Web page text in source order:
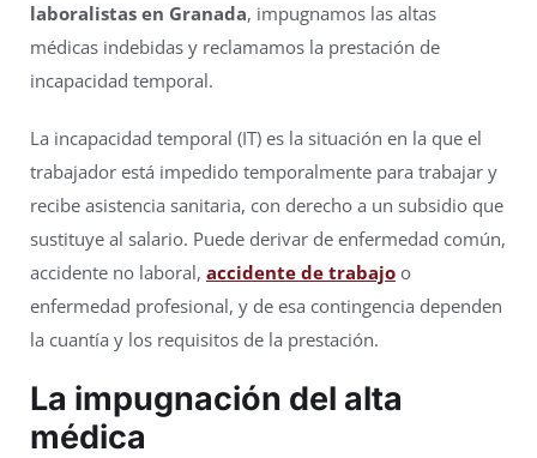
laboralistas en Granada, impugnamos las altas
médicas indebidas y reclamamos la prestación de
incapacidad temporal.
La incapacidad temporal (IT) es la situación en la que el
trabajador está impedido temporalmente para trabajar y
recibe asistencia sanitaria, con derecho a un subsidio que
sustituye al salario. Puede derivar de enfermedad común,
accidente no laboral, accidente de trabajo o
enfermedad profesional, y de esa contingencia dependen
la cuantía y los requisitos de la prestación.
La impugnación del alta
médica